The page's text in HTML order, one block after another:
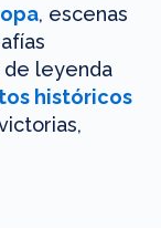
, escenas
leyenda
históricos